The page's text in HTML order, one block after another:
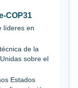
COP31
líderes en
de la
sobre el
Estados